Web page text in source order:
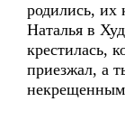
родились, их
Наталья в
крестилась,
приезжал, а